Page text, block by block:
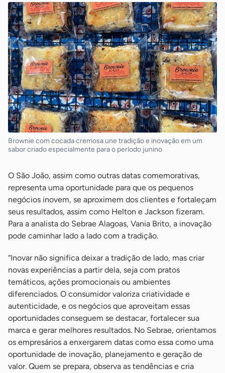
Brownie com cocada cremosa une tradição e inovação em um
sabor criado especialmente para o período junino
O São João, assim como outras datas comemorativas,
representa uma oportunidade para que os pequenos
negócios inovem, se aproximem dos clientes e fortaleçam
seus resultados, assim como Helton e Jackson fizeram.
Para a analista do Sebrae Alagoas, Vania Brito, a inovação
pode caminhar lado a lado com a tradição.
“Inovar não significa deixar a tradição de lado, mas criar
novas experiências a partir dela, seja com pratos
temáticos, ações promocionais ou ambientes
diferenciados. O consumidor valoriza criatividade e
autenticidade, e os negócios que aproveitam essas
oportunidades conseguem se destacar, fortalecer sua
marca e gerar melhores resultados. No Sebrae, orientamos
os empresários a enxergarem datas como essa como uma
oportunidade de inovação, planejamento e geração de
valor. Quem se prepara, observa as tendências e cria